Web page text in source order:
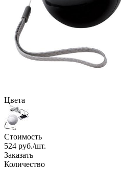
Цвета
Стоимость
524 руб./шт.
Заказать
Количество